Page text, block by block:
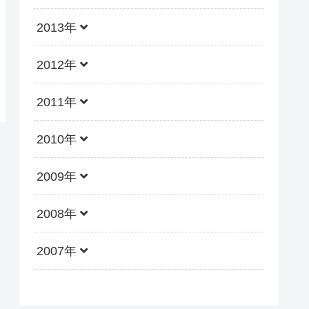
2013年
2012年
2011年
2010年
2009年
2008年
2007年